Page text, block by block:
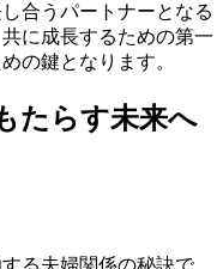
合うパートナーとなる
に成長するための第一
の鍵となります。
たらす未来へ
る夫婦関係の秘訣で